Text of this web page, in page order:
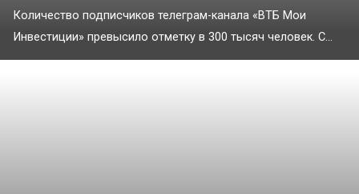
Количество подписчиков телеграм-канала «ВТБ Мои
Инвестиции» превысило отметку в 300 тысяч человек. С...